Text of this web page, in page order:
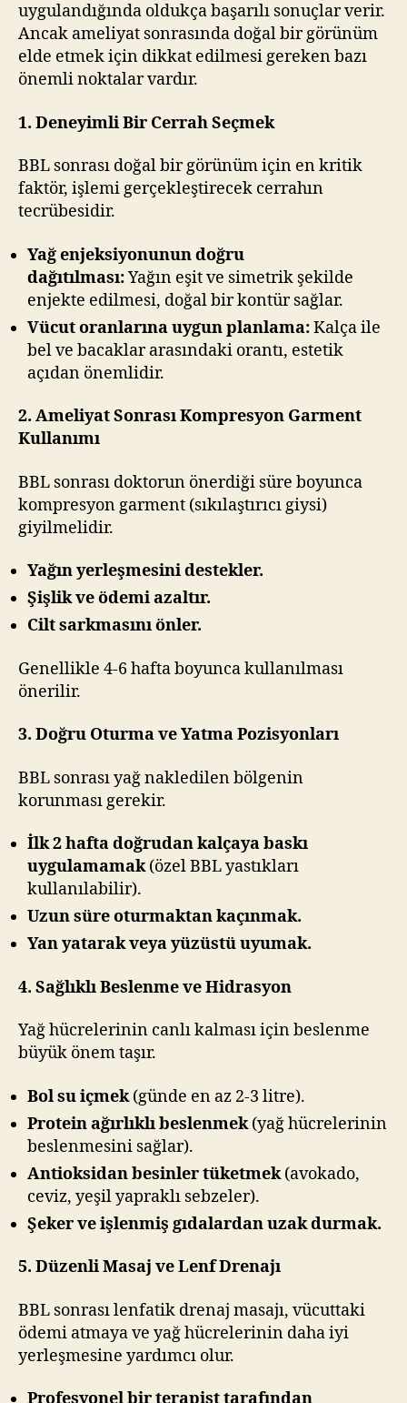
uygulandığında oldukça başarılı sonuçlar verir.
Ancak ameliyat sonrasında doğal bir görünüm
elde etmek için dikkat edilmesi gereken bazı
önemli noktalar vardır.
1. Deneyimli Bir Cerrah Seçmek
BBL sonrası doğal bir görünüm için en kritik
faktör, işlemi gerçekleştirecek cerrahın
tecrübesidir.
Yağ enjeksiyonunun doğru
dağıtılması:Yağın eşit ve simetrik şekilde
enjekte edilmesi, doğal bir kontür sağlar.
Vücut oranlarına uygun planlama:Kalça ile
bel ve bacaklar arasındaki orantı, estetik
açıdan önemlidir.
2. Ameliyat Sonrası Kompresyon Garment
Kullanımı
BBL sonrası doktorun önerdiği süre boyunca
kompresyon garment (sıkılaştırıcı giysi)
giyilmelidir.
Yağın yerleşmesini destekler.
Şişlik ve ödemi azaltır.
Cilt sarkmasını önler.
Genellikle 4-6 hafta boyunca kullanılması
önerilir.
3. Doğru Oturma ve Yatma Pozisyonları
BBL sonrası yağ nakledilen bölgenin
korunması gerekir.
İlk 2 hafta doğrudan kalçaya baskı
uygulamamak(özel BBL yastıkları
kullanılabilir).
Uzun süre oturmaktan kaçınmak.
Yan yatarak veya yüzüstü uyumak.
4. Sağlıklı Beslenme ve Hidrasyon
Yağ hücrelerinin canlı kalması için beslenme
büyük önem taşır.
Bol su içmek(günde en az 2-3 litre).
Protein ağırlıklı beslenmek(yağ hücrelerinin
beslenmesini sağlar).
Antioksidan besinler tüketmek(avokado,
ceviz, yeşil yapraklı sebzeler).
Şeker ve işlenmiş gıdalardan uzak durmak.
5. Düzenli Masaj ve Lenf Drenajı
BBL sonrası lenfatik drenaj masajı, vücuttaki
ödemi atmaya ve yağ hücrelerinin daha iyi
yerleşmesine yardımcı olur.